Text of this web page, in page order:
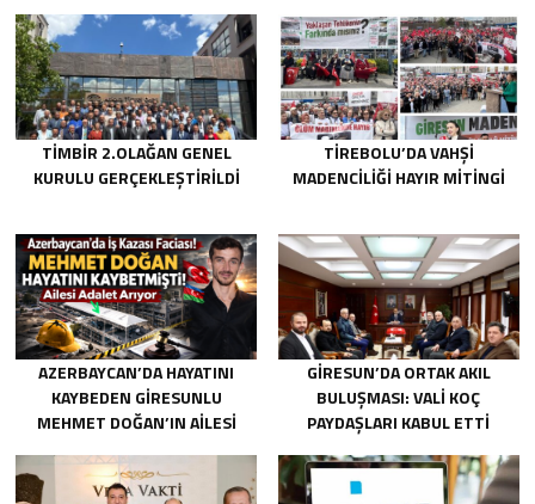
TİMBİR 2.OLAĞAN GENEL
KURULU GERÇEKLEŞTIRILDI
TIREBOLU’DA VAHŞI
MADENCILIĞI HAYIR MITINGI
AZERBAYCAN’DA HAYATINI
KAYBEDEN GIRESUNLU
MEHMET DOĞAN’IN AILESI
GIRESUN’DA ORTAK AKIL
BULUŞMASI: VALI KOÇ
PAYDAŞLARI KABUL ETTI